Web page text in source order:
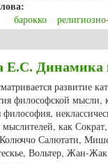
барокко
Е.С. Динамика
развитие
философской
философия,
как
Салютати,
Вольтер, Жан-